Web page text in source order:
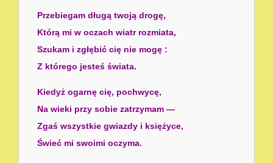
Przebiegam długą twoją drogę,
Którą mi w oczach wiatr rozmiata,
Szukam i zgłębić cię nie mogę :
Z którego jesteś świata.
Kiedyż ogarnę cię, pochwycę,
Na wieki przy sobie zatrzymam —
Zgaś wszystkie gwiazdy i księżyce,
Świeć mi swoimi oczyma.